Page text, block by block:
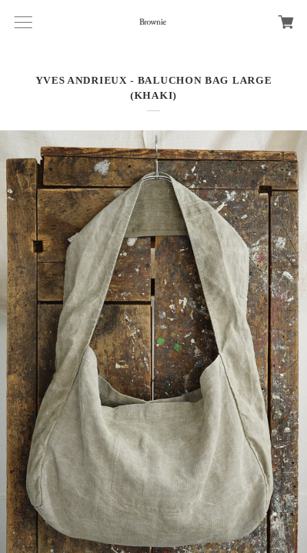
YVES ANDRIEUX - BALUCHON BAG LARGE
(KHAKI)